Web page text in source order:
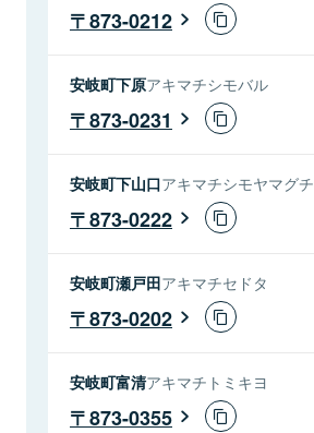
873-0212
安岐町下原アキマチシモバル
873-0231
安岐町下山口アキマチシモヤマグチ
873-0222
安岐町瀬戸田アキマチセドタ
873-0202
安岐町富清アキマチトミキヨ
873-0355